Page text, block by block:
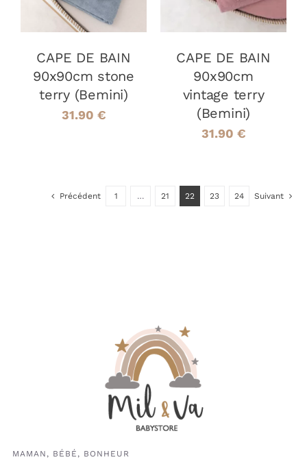
CAPE DE BAIN
90x90cm stone
terry (Bemini)
31.90 €
CAPE DE BAIN
90x90cm
vintage terry
(Bemini)
31.90 €
Précédent 1 … 21 22 23 24 Suivant
MAMAN, BÉBÉ, BONHEUR